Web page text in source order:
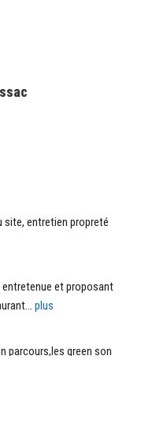
site, entretien propreté
entretenue et proposant
... plus
parcours,les green son